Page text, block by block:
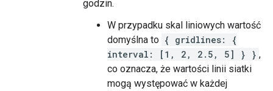
godzin.
W przypadku skal liniowych wartość
domyślna to { gridlines: {
interval: [1, 2, 2.5, 5] } } ,
co oznacza, że wartości linii siatki
mogą występować w każdej